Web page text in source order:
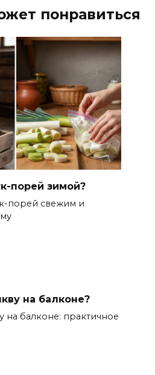
понравиться
порей зимой?
порей свежим и
на балконе?
на балконе: практичное